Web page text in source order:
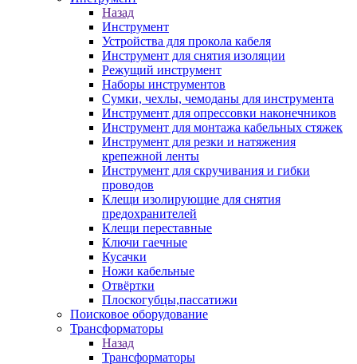
Назад
Инструмент
Устройства для прокола кабеля
Инструмент для снятия изоляции
Режущий инструмент
Наборы инструментов
Сумки, чехлы, чемоданы для инструмента
Инструмент для опрессовки наконечников
Инструмент для монтажа кабельных стяжек
Инструмент для резки и натяжения
крепежной ленты
Инструмент для скручивания и гибки
проводов
Клещи изолирующие для снятия
предохранителей
Клещи переставные
Ключи гаечные
Кусачки
Ножи кабельные
Отвёртки
Плоскогубцы,пассатижи
Поисковое оборудование
Трансформаторы
Назад
Трансформаторы